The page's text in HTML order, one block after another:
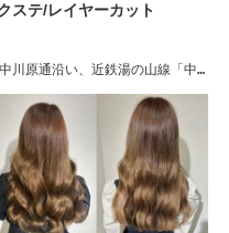
ステ/レイヤーカット
川原通沿い、近鉄湯の山線「中川